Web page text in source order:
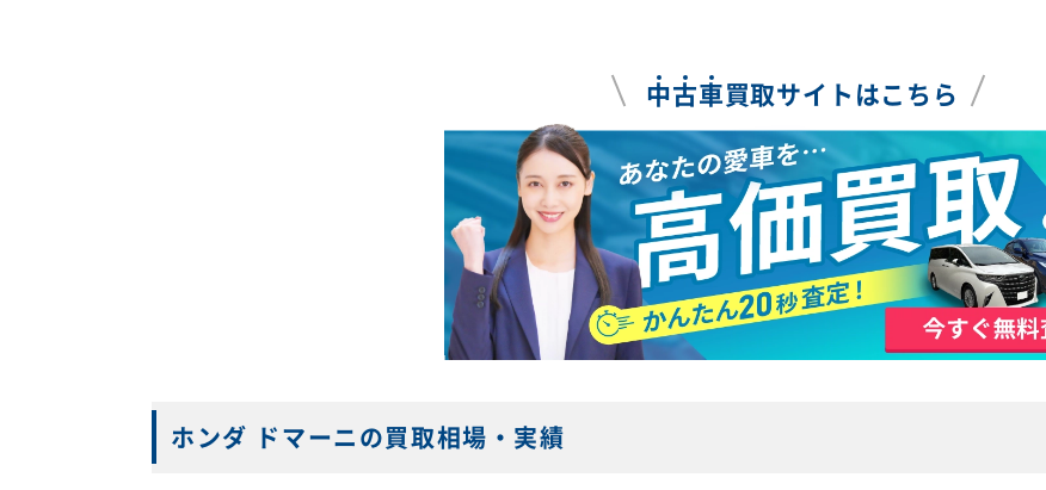
中古車買取サイトはこちら
ホンダ ドマーニの買取相場・実績